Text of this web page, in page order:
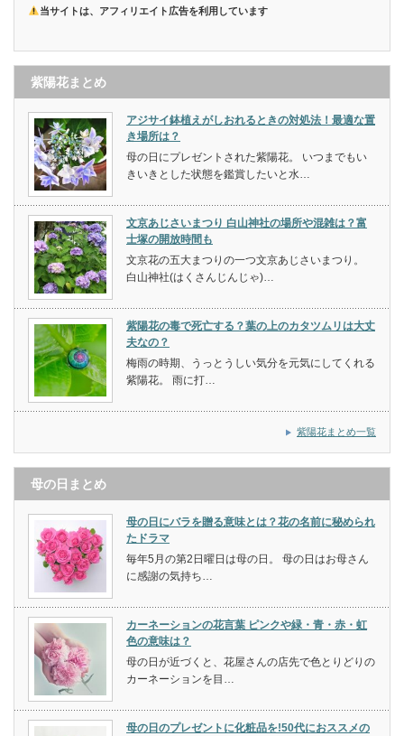
当サイトは、アフィリエイト広告を利用しています
紫陽花まとめ
アジサイ鉢植えがしおれるときの対処法！最適な置
き場所は？
母の日にプレゼントされた紫陽花。 いつまでもい
きいきとした状態を鑑賞したいと水…
文京あじさいまつり 白山神社の場所や混雑は？富
士塚の開放時間も
文京花の五大まつりの一つ文京あじさいまつり。
白山神社(はくさんじんじゃ)…
紫陽花の毒で死亡する？葉の上のカタツムリは大丈
夫なの？
梅雨の時期、うっとうしい気分を元気にしてくれる
紫陽花。 雨に打…
紫陽花まとめ一覧
母の日まとめ
母の日にバラを贈る意味とは？花の名前に秘められ
たドラマ
毎年5月の第2日曜日は母の日。 母の日はお母さん
に感謝の気持ち…
カーネーションの花言葉 ピンクや緑・青・赤・虹
色の意味は？
母の日が近づくと、花屋さんの店先で色とりどりの
カーネーションを目…
母の日のプレゼントに化粧品を!50代におススメの